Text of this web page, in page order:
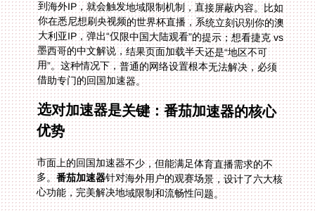
借助专门的回国加速器。
选对加速器是关键：番茄加速器的核心
优势
市面上的回国加速器不少，但能满足体育直播需求的不
多。番茄加速器针对海外用户的观赛场景，设计了六大核
心功能，完美解决地域限制和流畅性问题。